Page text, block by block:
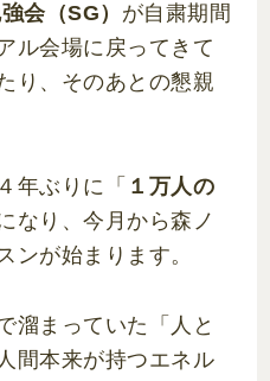
会（SG） が自粛期間
ル会場に戻ってきて
り、そのあとの懇親
年ぶりに「 １万人の
なり、今月から森ノ
ンが始まります。
溜まっていた「人と
間本来が持つエネル